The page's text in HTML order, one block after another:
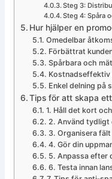
Steg 3:
Steg 4: Spåra
Hur hjälper en
Omedelbar
Förbättrat
Spårbara och
Enkel delning på
Tips för att skapa
1. Håll det kort
2. Använd tydligt
3. Organisera
4. Gör din
5. Anpassa efter
6. Testa innan